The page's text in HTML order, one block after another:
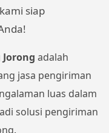
siap
Jorong adalah
jasa pengiriman
luas dalam
solusi pengiriman